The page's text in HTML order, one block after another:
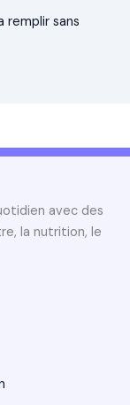
remplir sans
avec des
la nutrition, le